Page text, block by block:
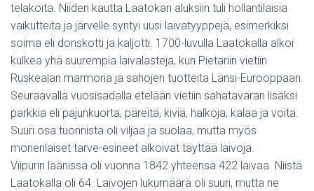
telakoita. Niiden kautta Laatokan aluksiin tuli hollantilaisia
vaikutteita ja järvelle syntyi uusi laivatyyppejä, esimerkiksi
soima eli donskotti ja kaljotti. 1700-luvulla Laatokalla alkoi
kulkea yhä suurempia laivalasteja, kun Pietariin vietiin
Ruskealan marmoria ja sahojen tuotteita Länsi-Eurooppaan.
Seuraavalla vuosisadalla etelään vietiin sahatavaran lisäksi
parkkia eli pajunkuorta, päreitä, kiviä, halkoja, kalaa ja voita.
Suuri osa tuonnista oli viljaa ja suolaa, mutta myös
monenlaiset tarve-esineet alkoivat täyttää laivoja.
Viipurin läänissä oli vuonna 1842 yhteensä 422 laivaa. Niistä
Laatokalla oli 64. Laivojen lukumäärä oli suuri, mutta ne